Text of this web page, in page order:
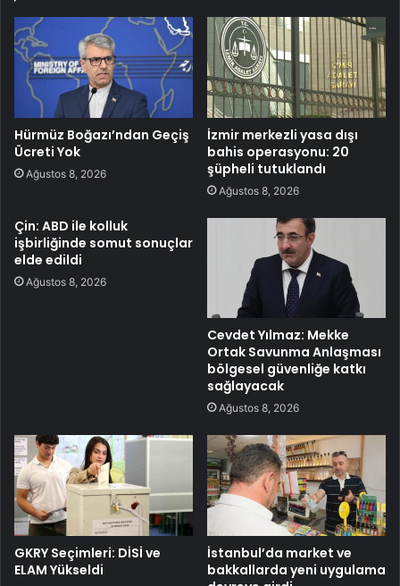
Hürmüz Boğazı’ndan Geçiş
Ücreti Yok
Ağustos 8, 2026
İzmir merkezli yasa dışı
bahis operasyonu: 20
şüpheli tutuklandı
Ağustos 8, 2026
Çin: ABD ile kolluk
işbirliğinde somut sonuçlar
elde edildi
Ağustos 8, 2026
Cevdet Yılmaz: Mekke
Ortak Savunma Anlaşması
bölgesel güvenliğe katkı
sağlayacak
Ağustos 8, 2026
GKRY Seçimleri: DİSİ ve
ELAM Yükseldi
İstanbul’da market ve
bakkallarda yeni uygulama